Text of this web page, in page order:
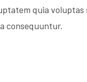
quia
consequuntur.